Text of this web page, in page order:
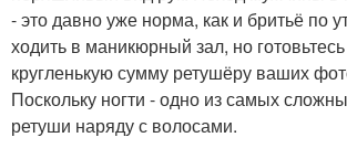
- это давно уже норма, как и бритьё по
ходить в маникюрный зал, но
кругленькую сумму ретушёру ваших
Поскольку ногти - одно из самых
ретуши наряду с волосами.